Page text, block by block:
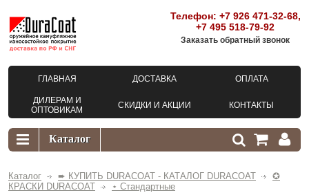
Телефон: +7 926 471-32-68,
+7 495 518-79-92
Заказать обратный звонок
ГЛАВНАЯ ДОСТАВКА ОПЛАТА
ДИЛЕРАМ И
ОПТОВИКАМ
СКИДКИ И АКЦИИ КОНТАКТЫ
Каталог ➨ КУПИТЬ DURACOAT - КАТАЛОГ DURACOAT
✪
КРАСКИ DURACOAT
⋆ Стандартные